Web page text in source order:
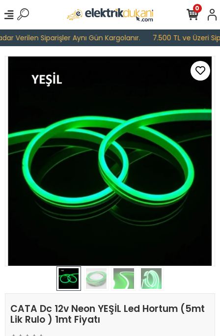
Verilen Siparişler Aynı Gün Kargolanır. 7.500 TL ve Üzeri
0
CATA Dc 12v Neon YEŞİL Led Hortum (5mt
Lik Rulo ) 1mt Fiyatı